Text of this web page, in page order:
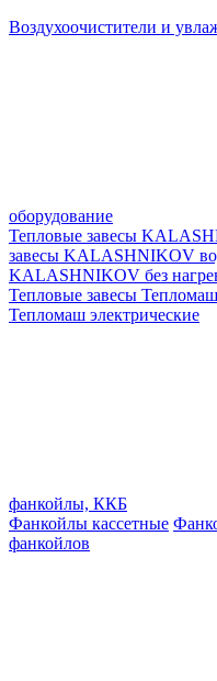
Воздухоочистители и
оборудование
Тепловые завесы
завесы KALASHNIKOV
KALASHNIKOV без
Тепловые завесы
Тепломаш электрические
фанкойлы, ККБ
Фанкойлы кассетные
фанкойлов